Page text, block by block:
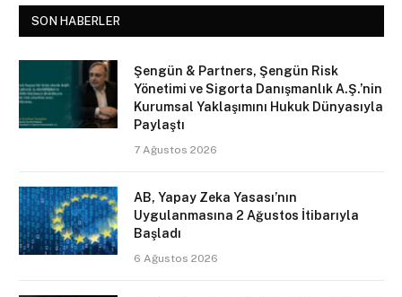
SON HABERLER
Şengün & Partners, Şengün Risk
Yönetimi ve Sigorta Danışmanlık A.Ş.’nin
Kurumsal Yaklaşımını Hukuk Dünyasıyla
Paylaştı
7 Ağustos 2026
AB, Yapay Zeka Yasası’nın
Uygulanmasına 2 Ağustos İtibarıyla
Başladı
6 Ağustos 2026